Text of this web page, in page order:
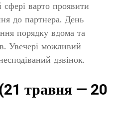
варто проявити
до партнера. День
порядку вдома та
Увечері можливий
дзвінок.
травня — 20